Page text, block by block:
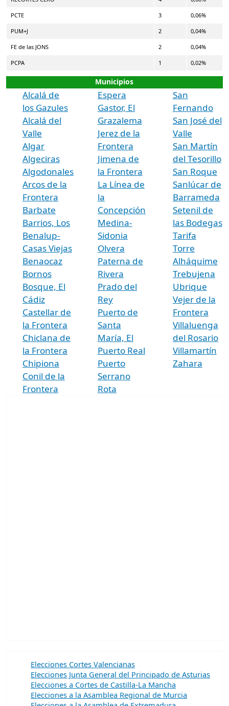
PCTE 3 0,06%
PUM+J 2 0,04%
FE de las JONS 2 0,04%
PCPA 1 0,02%
Municipios
Alcalá de
los Gazules
Alcalá del
Valle
Algar
Algeciras
Algodonales
Arcos de la
Frontera
Barbate
Barrios, Los
Benalup-
Casas Viejas
Benaocaz
Bornos
Bosque, El
Cádiz
Castellar de
la Frontera
Chiclana de
la Frontera
Chipiona
Conil de la
Frontera
Espera
Gastor, El
Grazalema
Jerez de la
Frontera
Jimena de
la Frontera
La Línea de
la
Concepción
Medina-
Sidonia
Olvera
Paterna de
Rivera
Prado del
Rey
Puerto de
Santa
María, El
Puerto Real
Puerto
Serrano
Rota
San
Fernando
San José del
Valle
San Martín
del Tesorillo
San Roque
Sanlúcar de
Barrameda
Setenil de
las Bodegas
Tarifa
Torre
Alháquime
Trebujena
Ubrique
Vejer de la
Frontera
Villaluenga
del Rosario
Villamartín
Zahara
Elecciones Cortes Valencianas
Elecciones Junta General del Principado de Asturias
Elecciones a Cortes de Castilla-La Mancha
Elecciones a la Asamblea Regional de Murcia